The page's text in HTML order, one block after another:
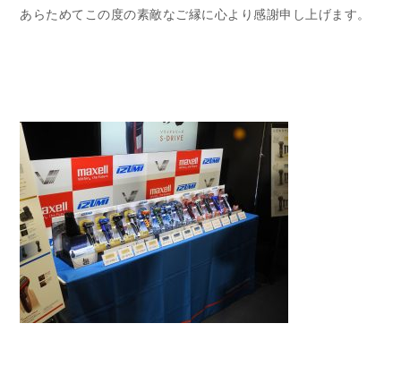
あらためてこの度の素敵なご縁に心より感謝申し上げます。